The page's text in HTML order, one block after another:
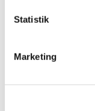
Statistik
Marketing